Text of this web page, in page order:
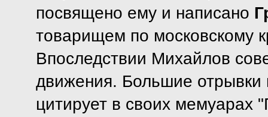
посвящено ему и написано
товарищем по московскому
Впоследствии Михайлов
движения. Большие отрывки
цитирует в своих мемуарах